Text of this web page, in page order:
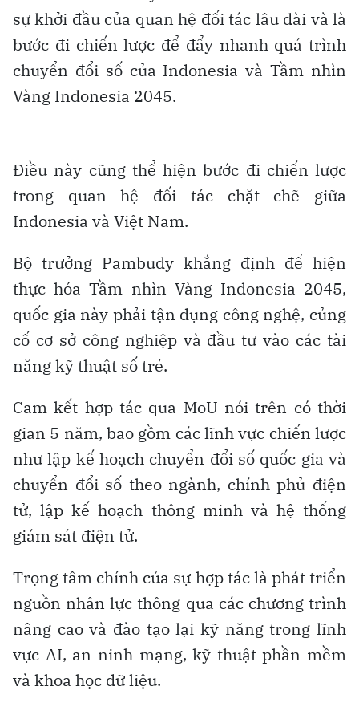
sự khởi đầu của quan hệ đối tác lâu dài và là
bước đi chiến lược để đẩy nhanh quá trình
chuyển đổi số của Indonesia và Tầm nhìn
Vàng Indonesia 2045.
Điều này cũng thể hiện bước đi chiến lược
trong quan hệ đối tác chặt chẽ giữa
Indonesia và Việt Nam.
Bộ trưởng Pambudy khẳng định để hiện
thực hóa Tầm nhìn Vàng Indonesia 2045,
quốc gia này phải tận dụng công nghệ, củng
cố cơ sở công nghiệp và đầu tư vào các tài
năng kỹ thuật số trẻ.
Cam kết hợp tác qua MoU nói trên có thời
gian 5 năm, bao gồm các lĩnh vực chiến lược
như lập kế hoạch chuyển đổi số quốc gia và
chuyển đổi số theo ngành, chính phủ điện
tử, lập kế hoạch thông minh và hệ thống
giám sát điện tử.
Trọng tâm chính của sự hợp tác là phát triển
nguồn nhân lực thông qua các chương trình
nâng cao và đào tạo lại kỹ năng trong lĩnh
vực AI, an ninh mạng, kỹ thuật phần mềm
và khoa học dữ liệu.